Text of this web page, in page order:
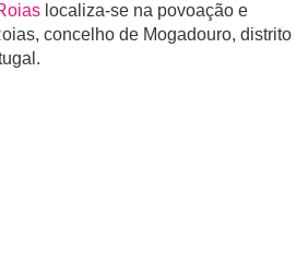
localiza-se na povoação e
concelho de Mogadouro, distrito